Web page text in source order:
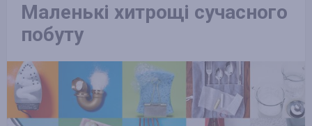
Маленькі хитрощі сучасного
побуту